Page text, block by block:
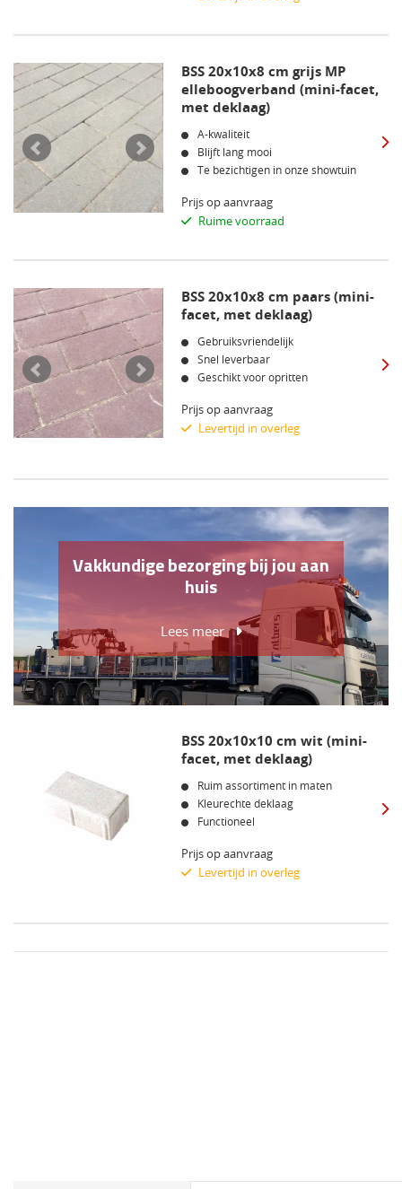
BSS 20x10x8 cm grijs MP
elleboogverband (mini-facet,
met deklaag)
A-kwaliteit
Blijft lang mooi
Te bezichtigen in onze showtuin
Prijs op aanvraag
Ruime voorraad
BSS 20x10x8 cm paars (mini-
facet, met deklaag)
Gebruiksvriendelijk
Snel leverbaar
Geschikt voor opritten
Prijs op aanvraag
Levertijd in overleg
Vakkundige bezorging bij jou aan
huis
Lees meer
BSS 20x10x10 cm wit (mini-
facet, met deklaag)
Ruim assortiment in maten
Kleurechte deklaag
Functioneel
Prijs op aanvraag
Levertijd in overleg